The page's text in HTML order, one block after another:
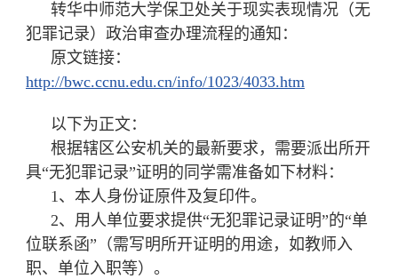
转华中师范大学保卫处关于现实表现情况（无
犯罪记录）政治审查办理流程的通知：
原文链接：
http://bwc.ccnu.edu.cn/info/1023/4033.htm
以下为正文：
根据辖区公安机关的最新要求，需要派出所开
具“无犯罪记录”证明的同学需准备如下材料：
1、本人身份证原件及复印件。
2、用人单位要求提供“无犯罪记录证明”的“单
位联系函”（需写明所开证明的用途，如教师入
职、单位入职等）。